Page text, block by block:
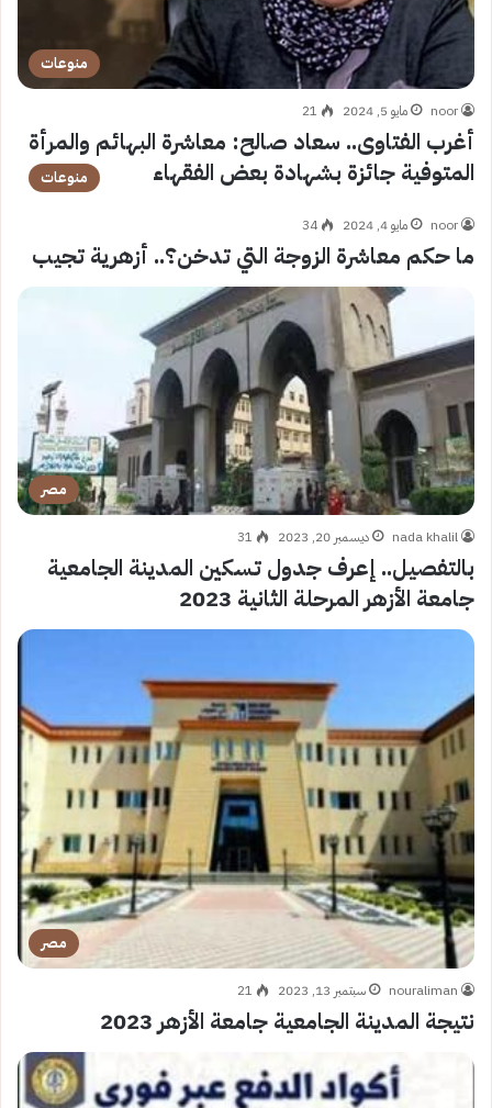
منوعات
noor مايو 5, 2024 21
أغرب الفتاوى.. سعاد صالح: معاشرة البهائم والمرأة
المتوفية جائزة بشهادة بعض الفقهاء
منوعات
noor مايو 4, 2024 34
ما حكم معاشرة الزوجة التي تدخن؟.. أزهرية تجيب
مصر
nada khalil ديسمبر 20, 2023 31
بالتفصيل.. إعرف جدول تسكين المدينة الجامعية
جامعة الأزهر المرحلة الثانية 2023
مصر
nouraliman سبتمبر 13, 2023 21
نتيجة المدينة الجامعية جامعة الأزهر 2023